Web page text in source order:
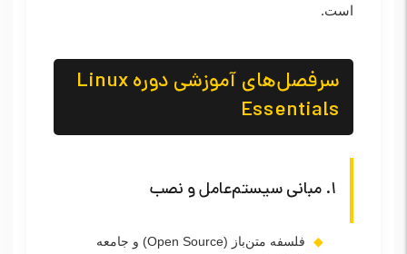
است.
سرفصل‌های آموزشی دوره Linux
Essentials
۱. مبانی سیستم‌عامل و نصب
فلسفه متن‌باز (Open Source) و جامعه